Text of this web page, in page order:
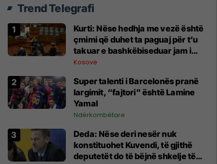
Trend Telegrafi
Kurti: Nëse hedhja me vezë është
çmimi që duhet ta paguaj për t’u
takuar e bashkëbiseduar jam i
lumtur ta bëj këtë
Kosovë
Super talenti i Barcelonës pranë
largimit, “fajtori” është Lamine
Yamal
Ndërkombëtare
Deda: Nëse deri nesër nuk
konstituohet Kuvendi, të gjithë
deputetët do të bëjnë shkelje të